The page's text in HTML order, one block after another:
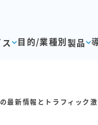
目的/業種別製品
最新情報とトラフィック